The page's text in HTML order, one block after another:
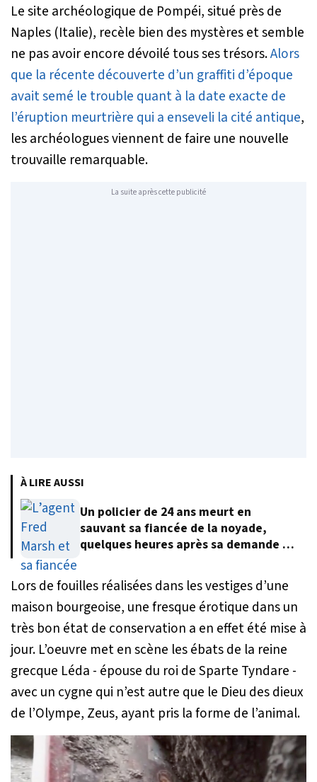
Le site archéologique de Pompéi, situé près de
Naples (Italie), recèle bien des mystères et semble
ne pas avoir encore dévoilé tous ses trésors.Alors
que la récente découverte d’un graffiti d’époque
avait semé le trouble quant à la date exacte de
l’éruption meurtrière qui a enseveli la cité antique,
les archéologues viennent de faire une nouvelle
trouvaille remarquable.
La suite après cette publicité
À LIRE AUSSI
Un policier de 24 ans meurt en
sauvant sa fiancée de la noyade,
quelques heures après sa demande en
Lors de fouilles réalisées dans les vestiges d’une
maison bourgeoise, une fresque érotique dans un
très bon état de conservation a en effet été mise à
jour. L’oeuvre met en scène les ébats de la reine
grecque Léda - épouse du roi de Sparte Tyndare -
avec un cygne qui n’est autre que le Dieu des dieux
de l’Olympe, Zeus, ayant pris la forme de l’animal.